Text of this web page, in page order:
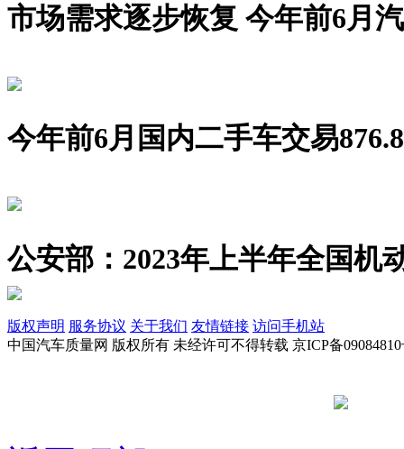
市场需求逐步恢复 今年前6月
今年前6月国内二手车交易
公安部：2023年上半年全国机
版权声明 服务协议 关于我们 友情链接 访问手机站
中国汽车质量网 版权所有 未经许可不得转载 京ICP备09084810